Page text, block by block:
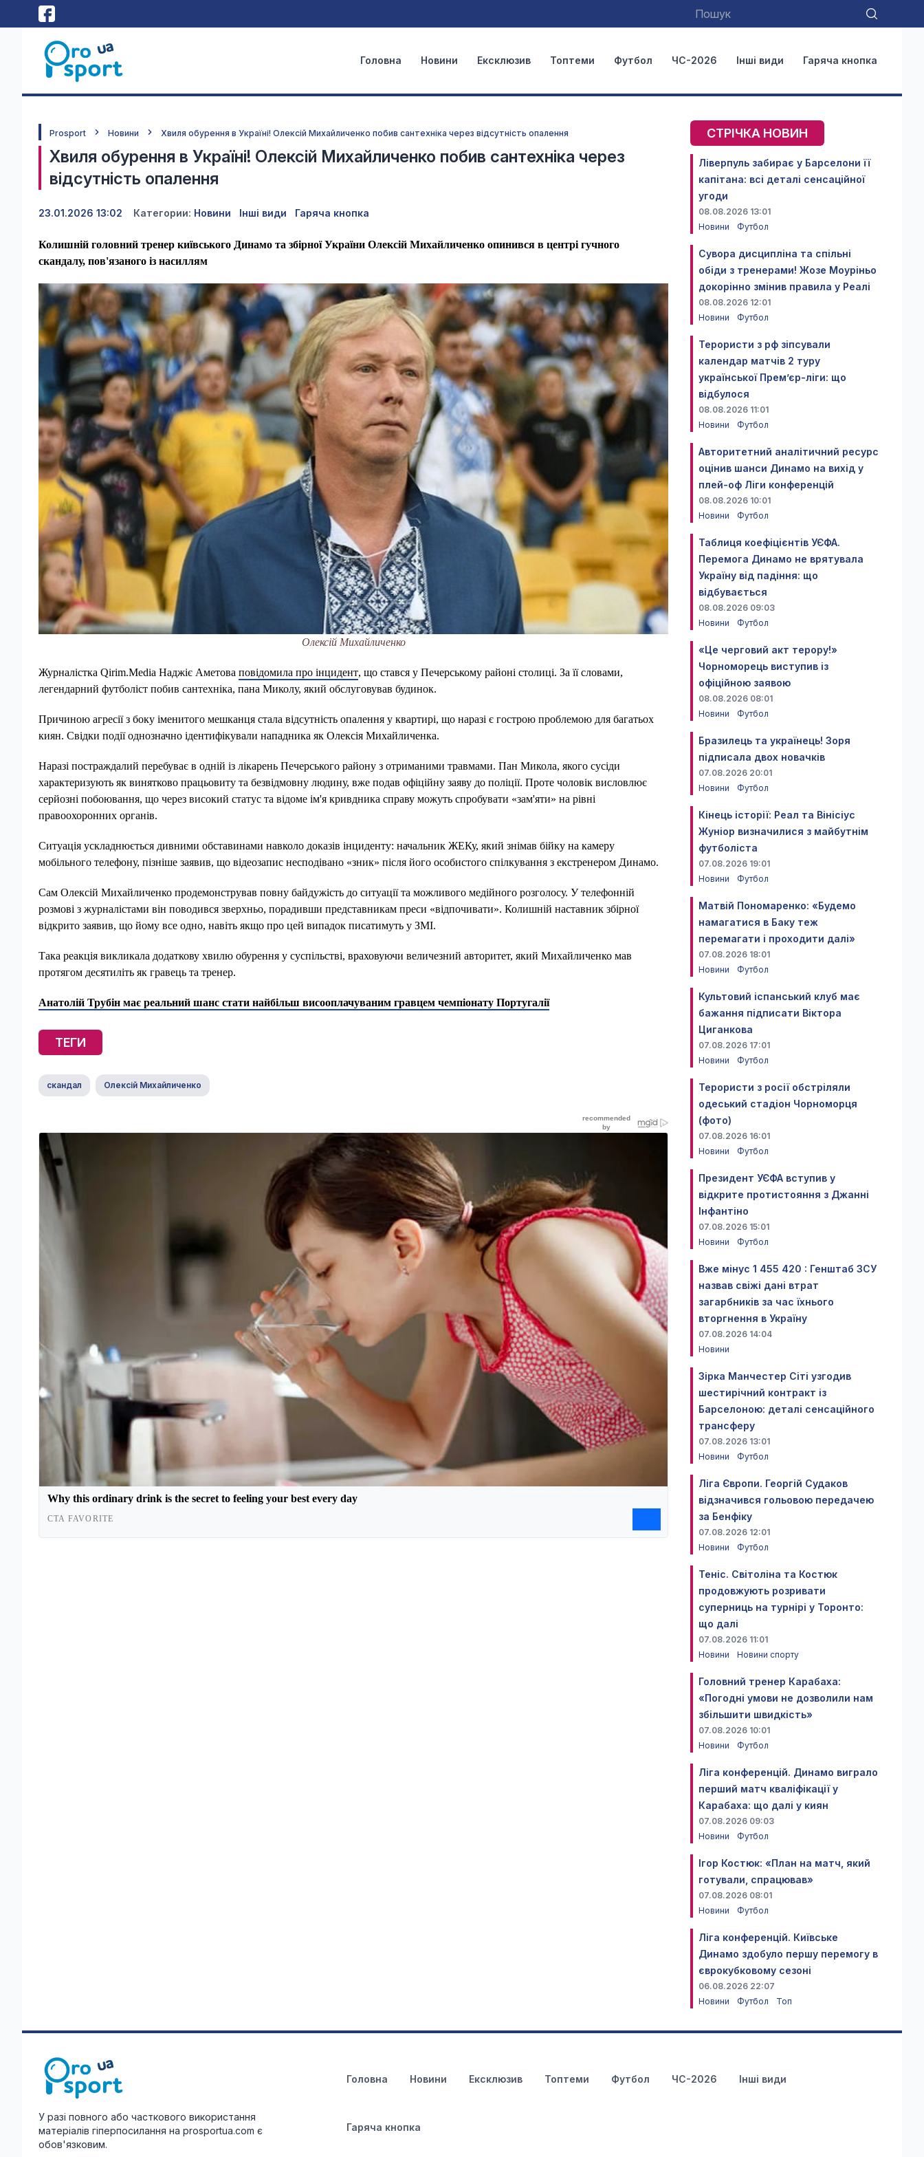
Головна Новини Ексклюзив Топтеми Футбол ЧС-2026 Інші види Гаряча кнопка
Prosport Новини Хвиля обурення в Україні! Олексій Михайличенко побив сантехніка через відсутність опалення
Хвиля обурення в Україні! Олексій Михайличенко побив сантехніка через
відсутність опалення
23.01.2026 13:02 Категории: Новини Інші види Гаряча кнопка
Колишній головний тренер київського Динамо та збірної України Олексій Михайличенко опинився в центрі гучного
скандалу, пов'язаного із насиллям
Олексій Михайличенко
Журналістка Qirim.Media Наджіє Аметова повідомила про інцидент, що стався у Печерському районі столиці. За її словами,
легендарний футболіст побив сантехніка, пана Миколу, який обслуговував будинок.
Причиною агресії з боку іменитого мешканця стала відсутність опалення у квартирі, що наразі є гострою проблемою для багатьох
киян. Свідки події однозначно ідентифікували нападника як Олексія Михайличенка.
Наразі постраждалий перебуває в одній із лікарень Печерського району з отриманими травмами. Пан Микола, якого сусіди
характеризують як винятково працьовиту та безвідмовну людину, вже подав офіційну заяву до поліції. Проте чоловік висловлює
серйозні побоювання, що через високий статус та відоме ім'я кривдника справу можуть спробувати «зам'яти» на рівні
правоохоронних органів.
Ситуація ускладнюється дивними обставинами навколо доказів інциденту: начальник ЖЕКу, який знімав бійку на камеру
мобільного телефону, пізніше заявив, що відеозапис несподівано «зник» після його особистого спілкування з екстренером Динамо.
Сам Олексій Михайличенко продемонстрував повну байдужість до ситуації та можливого медійного розголосу. У телефонній
розмові з журналістами він поводився зверхньо, порадивши представникам преси «відпочивати». Колишній наставник збірної
відкрито заявив, що йому все одно, навіть якщо про цей випадок писатимуть у ЗМІ.
Така реакція викликала додаткову хвилю обурення у суспільстві, враховуючи величезний авторитет, який Михайличенко мав
протягом десятиліть як гравець та тренер.
Анатолій Трубін має реальний шанс стати найбільш висооплачуваним гравцем чемпіонату Португалії
ТЕГИ
скандал Олексій Михайличенко
СТРІЧКА НОВИН
Ліверпуль забирає у Барселони її
капітана: всі деталі сенсаційної
угоди
08.08.2026 13:01
Новини
Футбол
Сувора дисципліна та спільні
обіди з тренерами! Жозе Моуріньо
докорінно змінив правила у Реалі
08.08.2026 12:01
Новини
Футбол
Терористи з рф зіпсували
календар матчів 2 туру
української Прем’єр-ліги: що
відбулося
08.08.2026 11:01
Новини
Футбол
Авторитетний аналітичний ресурс
оцінив шанси Динамо на вихід у
плей-оф Ліги конференцій
08.08.2026 10:01
Новини
Футбол
Таблиця коефіцієнтів УЄФА.
Перемога Динамо не врятувала
Україну від падіння: що
відбувається
08.08.2026 09:03
Новини
Футбол
«Це черговий акт терору!»
Чорноморець виступив із
офіційною заявою
08.08.2026 08:01
Новини
Футбол
Бразилець та українець! Зоря
підписала двох новачків
07.08.2026 20:01
Новини
Футбол
Кінець історії: Реал та Вінісіус
Жуніор визначилися з майбутнім
футболіста
07.08.2026 19:01
Новини
Футбол
Матвій Пономаренко: «Будемо
намагатися в Баку теж
перемагати і проходити далі»
07.08.2026 18:01
Новини
Футбол
Культовий іспанський клуб має
бажання підписати Віктора
Циганкова
07.08.2026 17:01
Новини
Футбол
Терористи з росії обстріляли
одеський стадіон Чорноморця
(фото)
07.08.2026 16:01
Новини
Футбол
Президент УЄФА вступив у
відкрите протистояння з Джанні
Інфантіно
07.08.2026 15:01
Новини
Футбол
Вже мінус 1 455 420 : Генштаб ЗСУ
назвав свіжі дані втрат
загарбників за час їхнього
вторгнення в Україну
07.08.2026 14:04
Новини
Зірка Манчестер Сіті узгодив
шестирічний контракт із
Барселоною: деталі сенсаційного
трансферу
07.08.2026 13:01
Новини
Футбол
Ліга Європи. Георгій Судаков
відзначився гольовою передачею
за Бенфіку
07.08.2026 12:01
Новини
Футбол
Теніс. Світоліна та Костюк
продовжують розривати
суперниць на турнірі у Торонто:
що далі
07.08.2026 11:01
Новини
Новини спорту
Головний тренер Карабаха:
«Погодні умови не дозволили нам
збільшити швидкість»
07.08.2026 10:01
Новини
Футбол
Ліга конференцій. Динамо виграло
перший матч кваліфікації у
Карабаха: що далі у киян
07.08.2026 09:03
Новини
Футбол
Ігор Костюк: «План на матч, який
готували, спрацював»
07.08.2026 08:01
Новини
Футбол
Ліга конференцій. Київське
Динамо здобуло першу перемогу в
єврокубковому сезоні
06.08.2026 22:07
Новини
Футбол Топ
У разі повного або часткового використання
матеріалів гіперпосилання на prosportua.com є
обов'язковим.
Головна Новини Ексклюзив Топтеми Футбол ЧС-2026 Інші види
Гаряча кнопка